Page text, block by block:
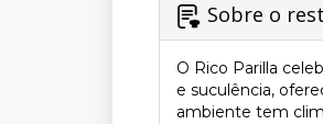
Sobre o
O Rico Parilla
e suculência,
ambiente tem